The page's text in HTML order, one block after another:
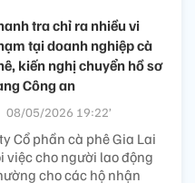
tra chỉ ra nhiều vi
tại doanh nghiệp cà
kiến nghị chuyển hồ sơ
Công an
08/05/2026 19:22’
Cổ phần cà phê Gia Lai
việc cho người lao động
cho các hộ nhận